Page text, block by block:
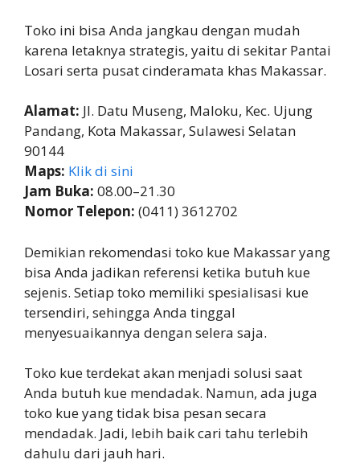
Toko ini bisa Anda jangkau dengan mudah
karena letaknya strategis, yaitu di sekitar Pantai
Losari serta pusat cinderamata khas Makassar.
Alamat: Jl. Datu Museng, Maloku, Kec. Ujung
Pandang, Kota Makassar, Sulawesi Selatan
90144
Maps: Klik di sini
Jam Buka: 08.00–21.30
Nomor Telepon: (0411) 3612702
Demikian rekomendasi toko kue Makassar yang
bisa Anda jadikan referensi ketika butuh kue
sejenis. Setiap toko memiliki spesialisasi kue
tersendiri, sehingga Anda tinggal
menyesuaikannya dengan selera saja.
Toko kue terdekat akan menjadi solusi saat
Anda butuh kue mendadak. Namun, ada juga
toko kue yang tidak bisa pesan secara
mendadak. Jadi, lebih baik cari tahu terlebih
dahulu dari jauh hari.